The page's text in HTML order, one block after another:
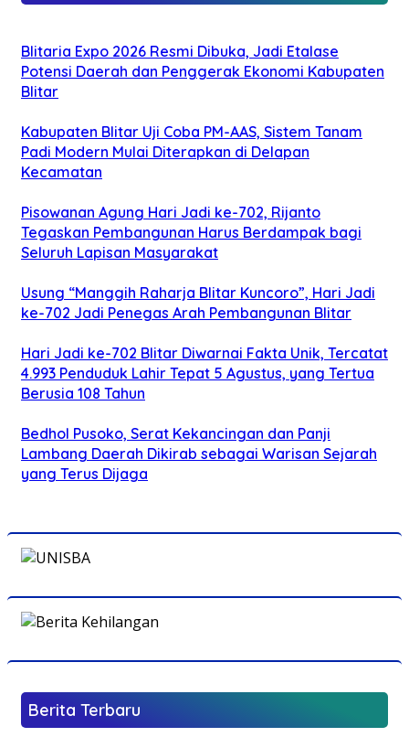
Blitaria Expo 2026 Resmi Dibuka, Jadi Etalase
Potensi Daerah dan Penggerak Ekonomi Kabupaten
Blitar
Kabupaten Blitar Uji Coba PM-AAS, Sistem Tanam
Padi Modern Mulai Diterapkan di Delapan
Kecamatan
Pisowanan Agung Hari Jadi ke-702, Rijanto
Tegaskan Pembangunan Harus Berdampak bagi
Seluruh Lapisan Masyarakat
Usung “Manggih Raharja Blitar Kuncoro”, Hari Jadi
ke-702 Jadi Penegas Arah Pembangunan Blitar
Hari Jadi ke-702 Blitar Diwarnai Fakta Unik, Tercatat
4.993 Penduduk Lahir Tepat 5 Agustus, yang Tertua
Berusia 108 Tahun
Bedhol Pusoko, Serat Kekancingan dan Panji
Lambang Daerah Dikirab sebagai Warisan Sejarah
yang Terus Dijaga
Berita Terbaru